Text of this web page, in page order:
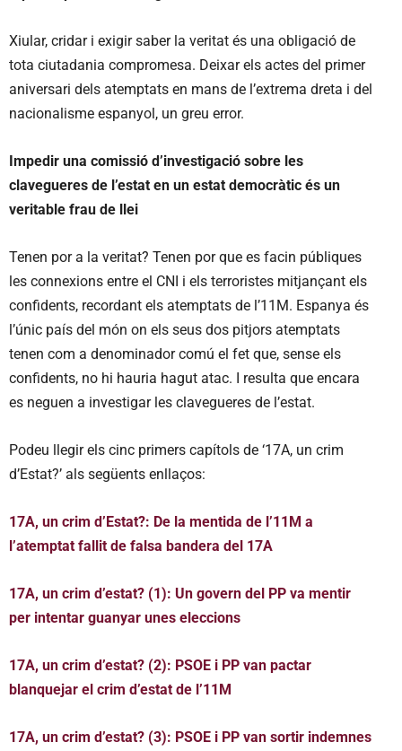
Xiular, cridar i exigir saber la veritat és una obligació de
tota ciutadania compromesa. Deixar els actes del primer
aniversari dels atemptats en mans de l’extrema dreta i del
nacionalisme espanyol, un greu error.
Impedir una comissió d’investigació sobre les
clavegueres de l’estat en un estat democràtic és un
veritable frau de llei
Tenen por a la veritat? Tenen por que es facin públiques
les connexions entre el CNI i els terroristes mitjançant els
confidents, recordant els atemptats de l’11M. Espanya és
l’únic país del món on els seus dos pitjors atemptats
tenen com a denominador comú el fet que, sense els
confidents, no hi hauria hagut atac. I resulta que encara
es neguen a investigar les clavegueres de l’estat.
Podeu llegir els cinc primers capítols de ‘17A, un crim
d’Estat?’ als següents enllaços:
17A, un crim d’Estat?: De la mentida de l’11M a
l’atemptat fallit de falsa bandera del 17A
17A, un crim d’estat? (1): Un govern del PP va mentir
per intentar guanyar unes eleccions
17A, un crim d’estat? (2): PSOE i PP van pactar
blanquejar el crim d’estat de l’11M
17A, un crim d’estat? (3): PSOE i PP van sortir indemnes